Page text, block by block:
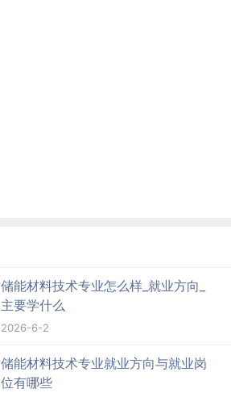
储能材料技术专业怎么样_就业方向_
主要学什么
2026-6-2
储能材料技术专业就业方向与就业岗
位有哪些